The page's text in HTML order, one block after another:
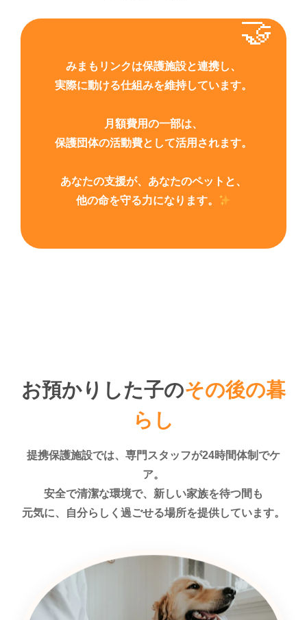
みまもリンクは保護施設と連携し、
実際に動ける仕組みを維持しています。
月額費用の一部は、
保護団体の活動費として活用されます。
あなたの支援が、あなたのペットと、
他の命を守る力になります。
お預かりした子のその後の暮
らし
提携保護施設では、専門スタッフが24時間体制でケ
ア。
安全で清潔な環境で、新しい家族を待つ間も
元気に、自分らしく過ごせる場所を提供しています。